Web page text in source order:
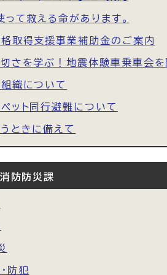
て救える命があります。
取得支援事業補助金のご案内
さを学ぶ！地震体験車乗車会を
織について
ット同行避難について
ときに備えて
防防災課
防犯